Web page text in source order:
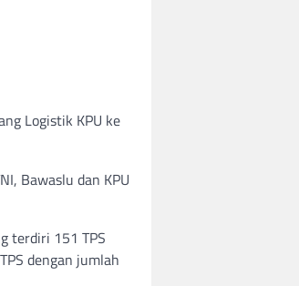
Logistik KPU ke
Bawaslu dan KPU
terdiri 151 TPS
dengan jumlah